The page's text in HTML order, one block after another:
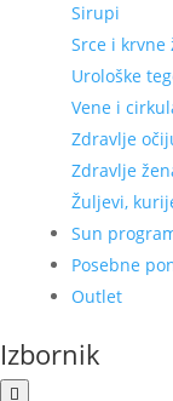
Sirupi
Srce i krvne
Urološke
Vene i
Zdravlje
Zdravlje
Žuljevi,
Sun
Posebne
Outlet
Izbornik